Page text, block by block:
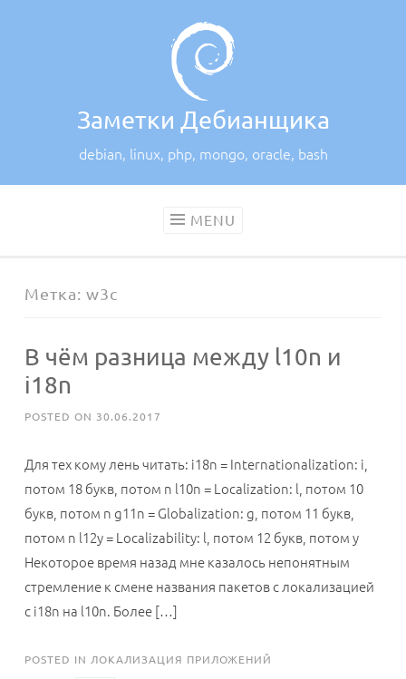
Заметки Дебианщика
debian, linux, php, mongo, oracle, bash
MENU
Метка: w3c
В чём разница между l10n и
i18n
POSTED ON 30.06.2017
Для тех кому лень читать: i18n = Internationalization: i,
потом 18 букв, потом n l10n = Localization: l, потом 10
букв, потом n g11n = Globalization: g, потом 11 букв,
потом n l12y = Localizability: l, потом 12 букв, потом y
Некоторое время назад мне казалось непонятным
стремление к смене названия пакетов с локализацией
с i18n на l10n. Более […]
POSTED IN ЛОКАЛИЗАЦИЯ ПРИЛОЖЕНИЙ